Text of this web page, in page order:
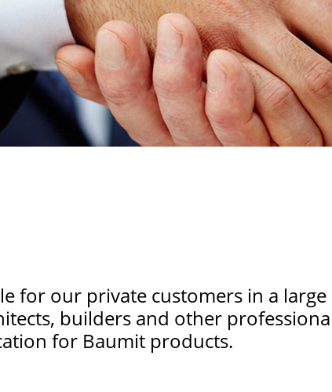
for our private customers in a large
builders and other
for Baumit products.